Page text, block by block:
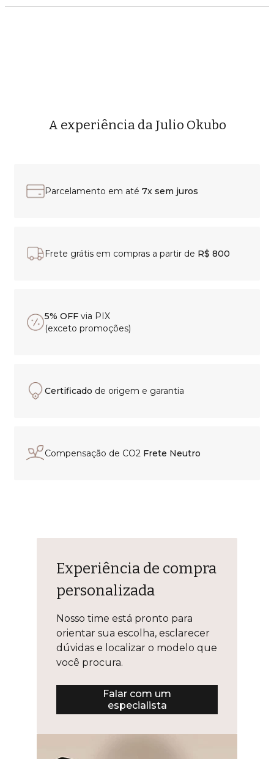
A experiência da Julio Okubo
Parcelamento em até 7x sem juros
Frete grátis em compras a partir de R$ 800
5% OFF via PIX
(exceto promoções)
Certificado de origem e garantia
Compensação de CO2 Frete Neutro
Experiência de compra
personalizada
Nosso time está pronto para
orientar sua escolha, esclarecer
dúvidas e localizar o modelo que
você procura.
Falar com um
especialista